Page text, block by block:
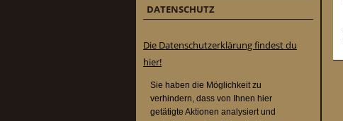
DATENSCHUTZ
Die Datenschutzerklärung findest du
hier!